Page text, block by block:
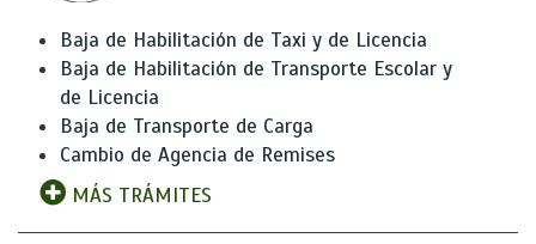
Baja de Habilitación de Taxi y de Licencia
Baja de Habilitación de Transporte Escolar y
de Licencia
Baja de Transporte de Carga
Cambio de Agencia de Remises
MÁS TRÁMITES